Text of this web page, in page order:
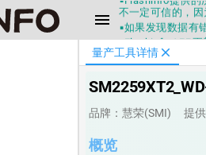
menu
不一定可信的，
▪如果发现数据
▪Flashinfo APP
▪兄弟们没事不要
▪Flashinfo提供的
▪如果发现数据有
▪Flashinfo APP
品牌：慧荣(SMI) 提
概览
量产工具详情 close